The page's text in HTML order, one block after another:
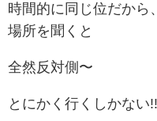
時間的に同じ位だから
場所を聞くと
全然反対側〜
とにかく行くしかない!!